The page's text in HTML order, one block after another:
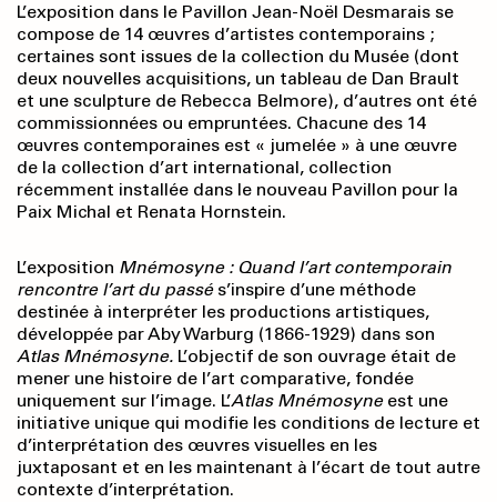
L’exposition dans le Pavillon Jean-Noël Desmarais se
compose de 14 œuvres d’artistes contemporains ;
certaines sont issues de la collection du Musée (dont
deux nouvelles acquisitions, un tableau de Dan Brault
et une sculpture de Rebecca Belmore), d’autres ont été
commissionnées ou empruntées. Chacune des 14
œuvres contemporaines est « jumelée » à une œuvre
de la collection d’art international, collection
récemment installée dans le nouveau Pavillon pour la
Paix Michal et Renata Hornstein.
L’exposition Mnémosyne : Quand l’art contemporain
rencontre l’art du passés’inspire d’une méthode
destinée à interpréter les productions artistiques,
développée par Aby Warburg (1866-1929) dans son
Atlas Mnémosyne. L’objectif de son ouvrage était de
mener une histoire de l’art comparative, fondée
uniquement sur l’image. L’Atlas Mnémosyne est une
initiative unique qui modifie les conditions de lecture et
d’interprétation des œuvres visuelles en les
juxtaposant et en les maintenant à l’écart de tout autre
contexte d’interprétation.